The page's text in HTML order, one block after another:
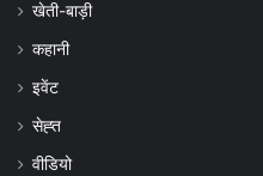
खेती-बाड़ी
कहानी
इवेंट
सेह्त
वीडियो